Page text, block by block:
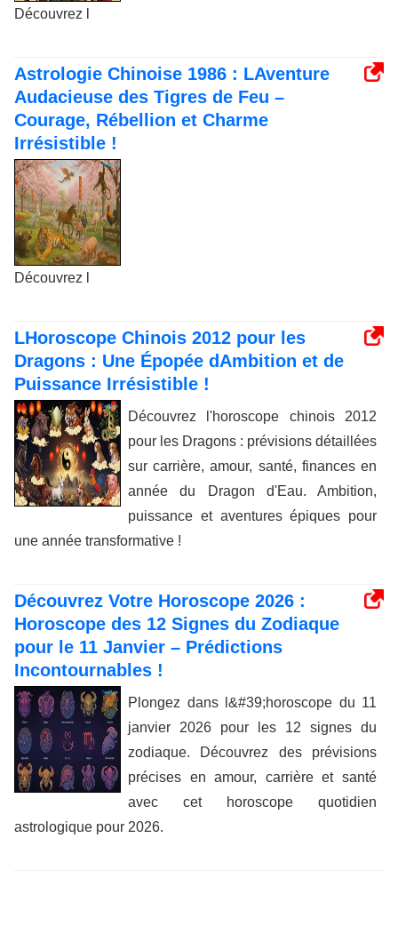
Découvrez l
Astrologie Chinoise 1986 : LAventure
Audacieuse des Tigres de Feu –
Courage, Rébellion et Charme
Irrésistible !
Découvrez l
LHoroscope Chinois 2012 pour les
Dragons : Une Épopée dAmbition et de
Puissance Irrésistible !
Découvrez l'horoscope chinois 2012
pour les Dragons : prévisions détaillées
sur carrière, amour, santé, finances en
année du Dragon d'Eau. Ambition,
puissance et aventures épiques pour
une année transformative !
Découvrez Votre Horoscope 2026 :
Horoscope des 12 Signes du Zodiaque
pour le 11 Janvier – Prédictions
Incontournables !
Plongez dans l&#39;horoscope du 11
janvier 2026 pour les 12 signes du
zodiaque. Découvrez des prévisions
précises en amour, carrière et santé
avec cet horoscope quotidien
astrologique pour 2026.